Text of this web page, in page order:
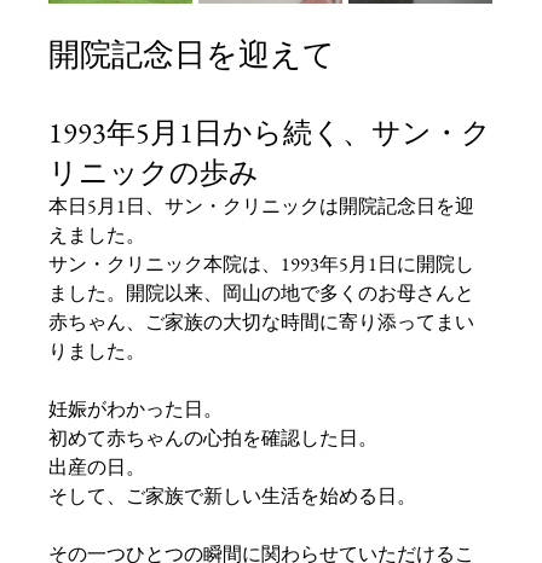
開院記念日を迎えて
1993年5月1日から続く、サン・ク
リニックの歩み
本日5月1日、サン・クリニックは開院記念日を迎
えました。
サン・クリニック本院は、1993年5月1日に開院し
ました。開院以来、岡山の地で多くのお母さんと
赤ちゃん、ご家族の大切な時間に寄り添ってまい
りました。
妊娠がわかった日。
初めて赤ちゃんの心拍を確認した日。
出産の日。
そして、ご家族で新しい生活を始める日。
その一つひとつの瞬間に関わらせていただけるこ